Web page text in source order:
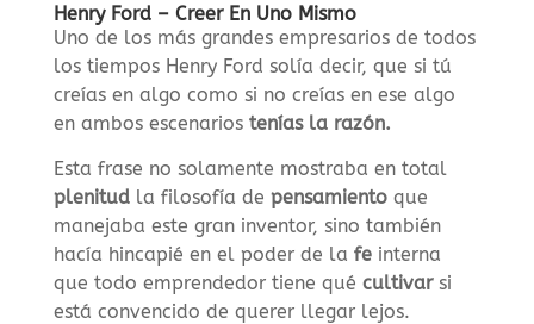
Henry Ford – Creer En Uno Mismo
Uno de los más grandes empresarios de todos
los tiempos Henry Ford solía decir, que si tú
creías en algo como si no creías en ese algo
en ambos escenarios tenías la razón.
Esta frase no solamente mostraba en total
plenitudla filosofía de pensamientoque
manejaba este gran inventor, sino también
hacía hincapié en el poder de la feinterna
que todo emprendedor tiene qué cultivarsi
está convencido de querer llegar lejos.